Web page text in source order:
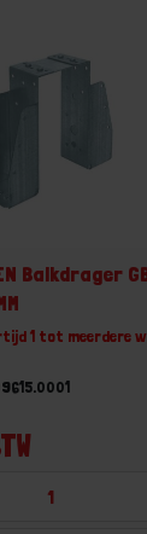
Balkdrager
1 tot meerdere